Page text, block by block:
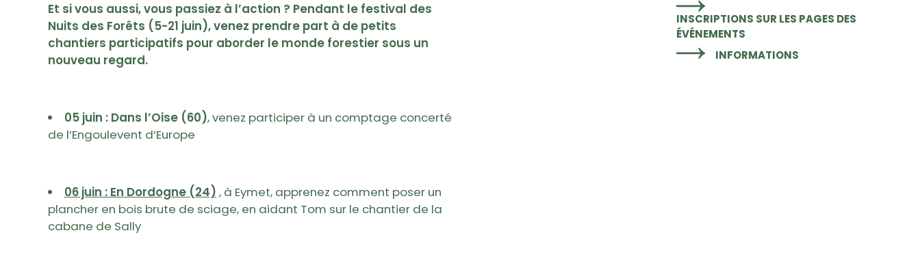
Et si vous aussi, vous passiez à l’action ? Pendant le festival des
Nuits des Forêts (5-21 juin), venez prendre part à de petits
chantiers participatifs pour aborder le monde forestier sous un
nouveau regard.
05 juin : Dans l’Oise (60), venez participer à un comptage concerté
de l’Engoulevent d’Europe
06 juin : En Dordogne (24) , à Eymet, apprenez comment poser un
plancher en bois brute de sciage, en aidant Tom sur le chantier de la
cabane de Sally
INSCRIPTIONS SUR LES PAGES DES
ÉVÉNEMENTS
INFORMATIONS